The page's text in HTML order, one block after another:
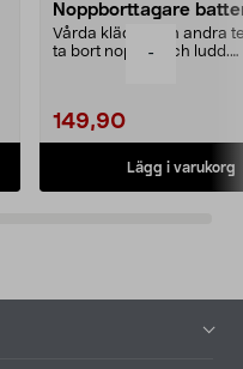
-
Noppborttagare
Vårda kläder och andra
ta bort noppor och ludd.
149,90
Lägg i varukorg